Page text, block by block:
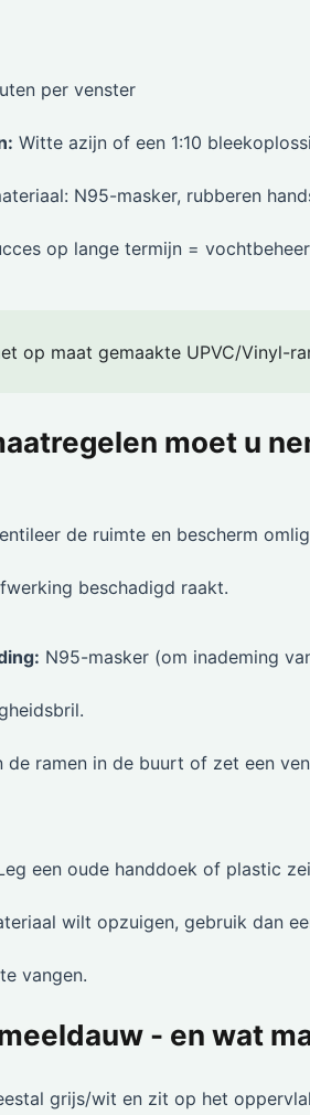
per venster
Witte azijn of een 1:10
N95-masker, rubberen
op lange termijn =
op maat gemaakte UPVC/Vinyl-
moet u
de ruimte en bescherm
beschadigd raakt.
N95-masker (om inademing
de ramen in de buurt of zet een
een oude handdoek of plastic
wilt opzuigen, gebruik dan
vangen.
- en wat
grijs/wit en zit op het